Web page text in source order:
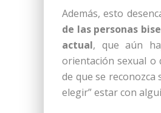
Además, esto
de las personas
actual, que aún
orientación sexual o
de que se
elegir” estar con